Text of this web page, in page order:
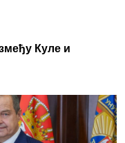
Куле и